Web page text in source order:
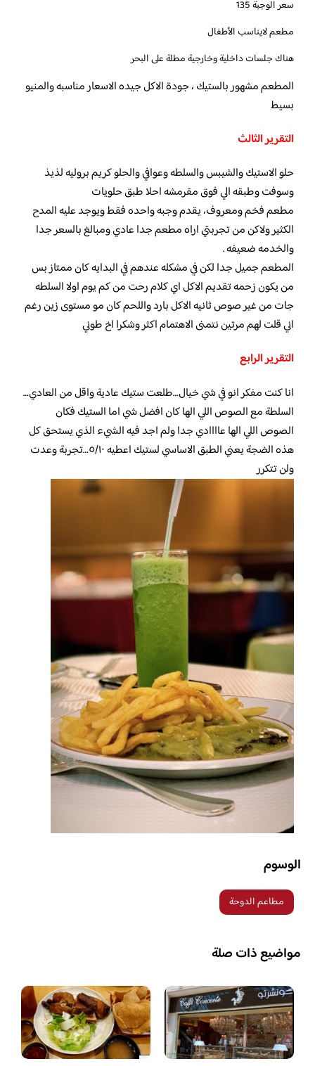
سعر الوجبة 135
مطعم لايناسب الأطفال
هناك جلسات داخلية وخارجية مطلة على البحر
المطعم مشهور بالستيك ، جودة الاكل جيده الاسعار مناسبه والمنيو
بسيط
التقرير الثالث
حلو الاستيك والشيبس والسلطه وعوافي والحلو كريم بروليه لذيذ
وسوفت وطبقه الي فوق مقرمشه احلا طبق حلويات
مطعم فخم ومعروف، يقدم وجبه واحده فقط ويوجد عليه المدح
الكثير ولاكن من تجربتي اراه مطعم جدا عادي ومبالغ بالسعر جدا
والخدمه ضعيفه .
المطعم جميل جدا لكن في مشكله عندهم في البدايه كان ممتاز بس
من يكون زحمه تقديم الاكل اي كلام رحت من كم يوم اولا السلطه
جات من غير صوص ثانيه الاكل بارد واللحم كان مو مستوى زين رغم
اني قلت لهم مرتين نتمنى الاهتمام اكثر وشكرا اخ طوني
التقرير الرابع
انا كنت مفكر انو في شي خيال…طلعت ستيك عادية واقل من العادي…
السلطة مع الصوص اللي الها كان افضل شي اما الستيك فكان
الصوص اللي الها عاااادي جدا ولم اجد فيه الشيء الذي يستحق كل
هذه الضجة يعني الطبق الاساسي لستيك اعطيه ٥/١٠…تجربة وعدت
ولن تتكرر
الوسوم
مطاعم الدوحة
مواضيع ذات صلة